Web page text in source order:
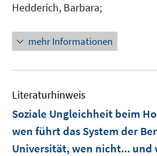
Hedderich, Barbara;
mehr Informationen
Literaturhinweis
Soziale Ungleichheit beim
wen führt das System der
Universität, wen nicht... und